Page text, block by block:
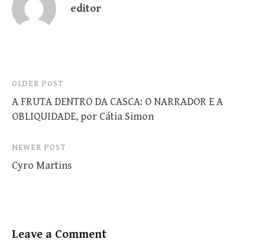
editor
Post
navigation
OLDER POST
A FRUTA DENTRO DA CASCA: O NARRADOR E A
OBLIQUIDADE, por Cátia Simon
NEWER POST
Cyro Martins
Leave a Comment